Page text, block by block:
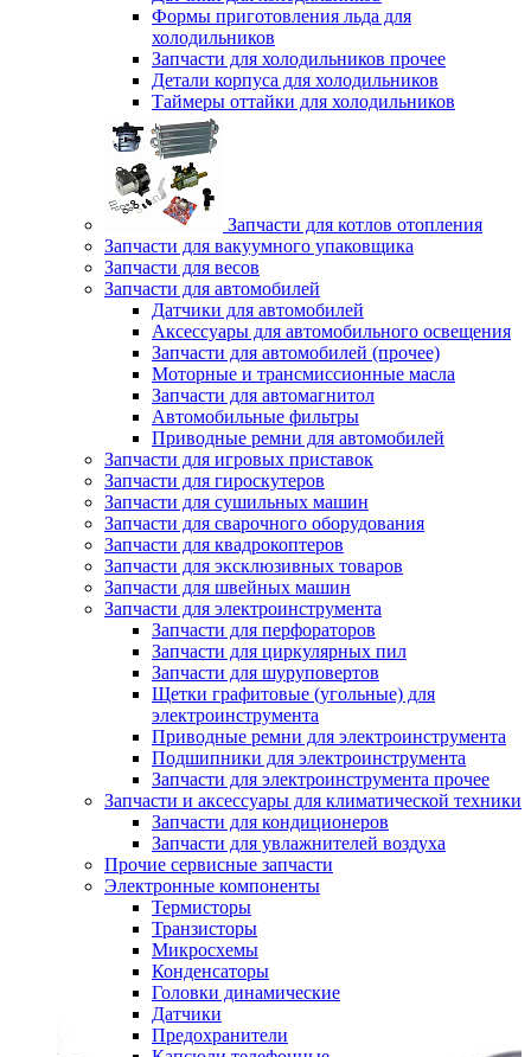
Формы приготовления льда для
холодильников
Запчасти для холодильников прочее
Детали корпуса для холодильников
Таймеры оттайки для холодильников
Запчасти для котлов отопления
Запчасти для вакуумного упаковщика
Запчасти для весов
Запчасти для автомобилей
Датчики для автомобилей
Аксессуары для автомобильного освещения
Запчасти для автомобилей (прочее)
Моторные и трансмиссионные масла
Запчасти для автомагнитол
Автомобильные фильтры
Приводные ремни для автомобилей
Запчасти для игровых приставок
Запчасти для гироскутеров
Запчасти для сушильных машин
Запчасти для сварочного оборудования
Запчасти для квадрокоптеров
Запчасти для эксклюзивных товаров
Запчасти для швейных машин
Запчасти для электроинструмента
Запчасти для перфораторов
Запчасти для циркулярных пил
Запчасти для шуруповертов
Щетки графитовые (угольные) для
электроинструмента
Приводные ремни для электроинструмента
Подшипники для электроинструмента
Запчасти для электроинструмента прочее
Запчасти и аксессуары для климатической техники
Запчасти для кондиционеров
Запчасти для увлажнителей воздуха
Прочие сервисные запчасти
Электронные компоненты
Термисторы
Транзисторы
Микросхемы
Конденсаторы
Головки динамические
Датчики
Предохранители